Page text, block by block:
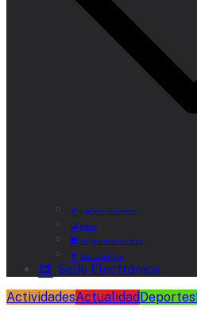
Lugares de Interés
Rutas
Alojamientos Rurales
Museo del Vino
Sede Electrónica
ActividadesActualidad Deportes